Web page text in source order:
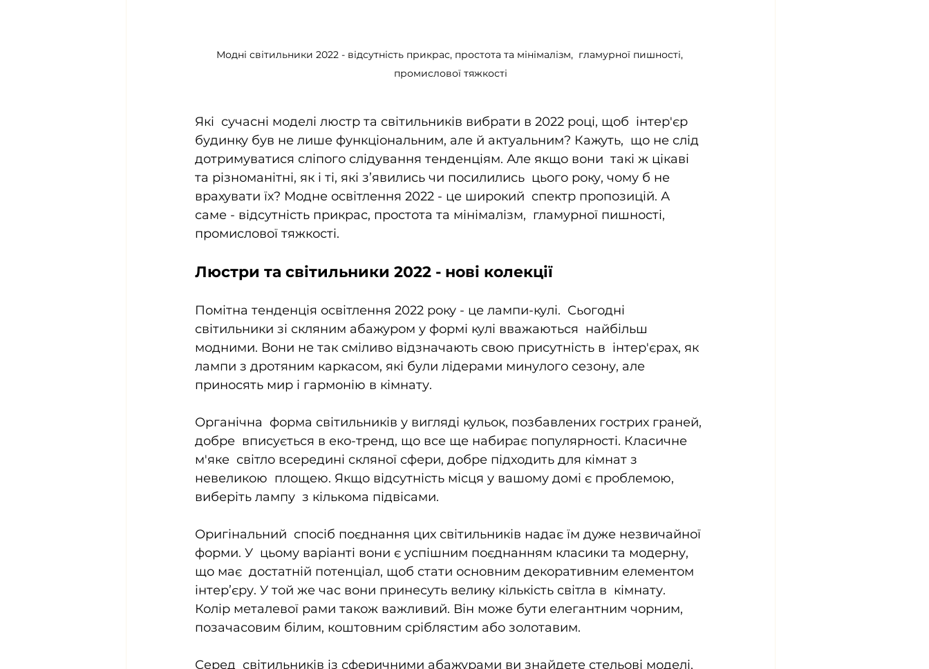
Модні світильники 2022 - відсутність прикрас, простота та мінімалізм,  гламурної пишності,
промислової тяжкості
Які  сучасні моделі люстр та світильників вибрати в 2022 році, щоб  інтер'єр
будинку був не лише функціональним, але й актуальним? Кажуть,  що не слід
дотримуватися сліпого слідування тенденціям. Але якщо вони  такі ж цікаві
та різноманітні, як і ті, які з’явились чи посилились  цього року, чому б не
врахувати їх? Модне освітлення 2022 - це широкий  спектр пропозицій. А
саме - відсутність прикрас, простота та мінімалізм,  гламурної пишності,
промислової тяжкості.
Люстри та світильники 2022 - нові колекції
Помітна тенденція освітлення 2022 року - це лампи-кулі.  Сьогодні
світильники зі скляним абажуром у формі кулі вважаються  найбільш
модними. Вони не так сміливо відзначають свою присутність в  інтер'єрах, як
лампи з дротяним каркасом, які були лідерами минулого сезону, але
приносять мир і гармонію в кімнату.
Органічна  форма світильників у вигляді кульок, позбавлених гострих граней,
добре  вписується в еко-тренд, що все ще набирає популярності. Класичне
м'яке  світло всередині скляної сфери, добре підходить для кімнат з
невеликою  площею. Якщо відсутність місця у вашому домі є проблемою,
виберіть лампу  з кількома підвісами.
Оригінальний  спосіб поєднання цих світильників надає їм дуже незвичайної
форми. У  цьому варіанті вони є успішним поєднанням класики та модерну,
що має  достатній потенціал, щоб стати основним декоративним елементом
інтер’єру. У той же час вони принесуть велику кількість світла в  кімнату.
Колір металевої рами також важливий. Він може бути елегантним чорним,
позачасовим білим, коштовним сріблястим або золотавим.
Серед  світильників із сферичними абажурами ви знайдете стельові моделі,